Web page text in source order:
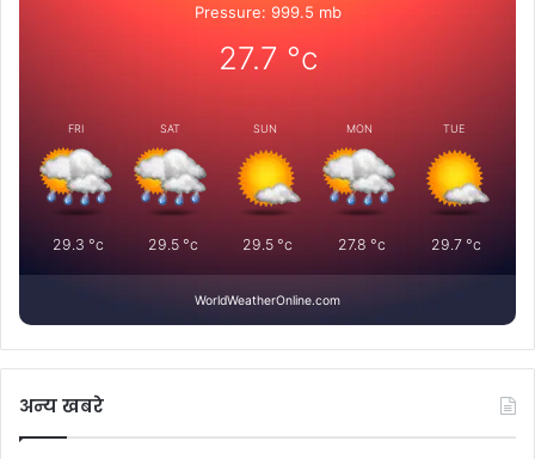
Pressure: 999.5 mb
27.7 °c
FRI
29.3 °c
SAT
29.5°c
SUN
29.5°c
MON
27.8 °c
TUE
29.7 °c
WorldWeatherOnline.com
अन्य खबरे